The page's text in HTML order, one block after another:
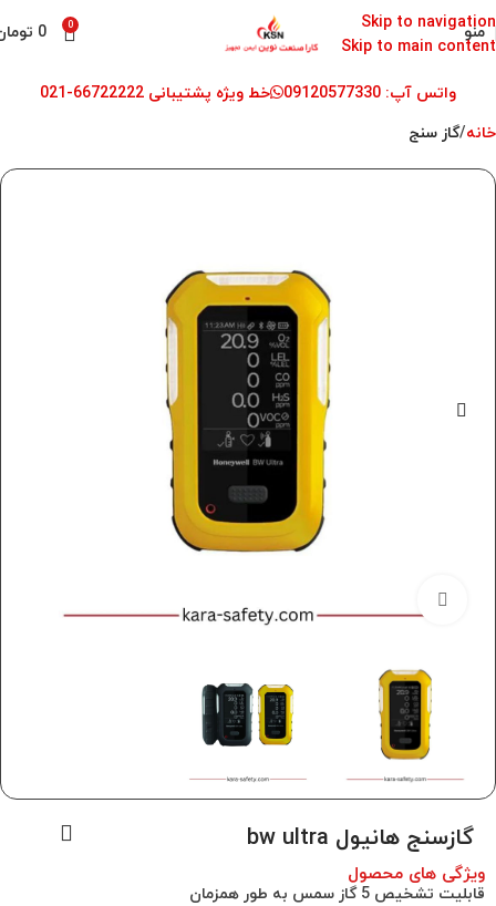
Skip to navigation
Skip to main content
منو 0
0
واتس آپ: 09120577330
خط ویژه پشتیبانی 66722222-021
خانه گاز سنج
گازسنج هانیول bw ultra
ویژگی های محصول
قابلیت تشخیص 5 گاز سمس به طور همزمان